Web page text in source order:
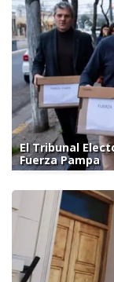
El Tribunal
Fuerza Pampa